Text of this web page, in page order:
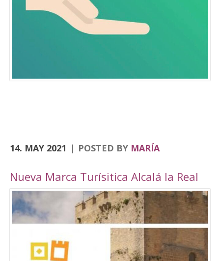
o el yacimiento de Domus Herculana, entre
otros. Incorpora la visita y entrada a la
Fortaleza de la Mota, con su Iglesia Abacial,
el apartado de senderismo, están previstas
14. MAY 2021 POSTED BY MARÍA
Nueva Marca Turísitica Alcalá la Real